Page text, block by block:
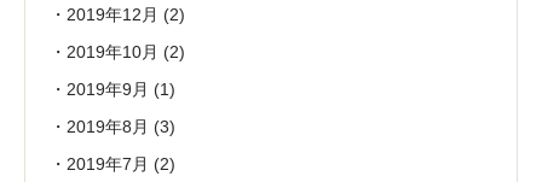
2019年12月 (2)
2019年10月 (2)
2019年9月 (1)
2019年8月 (3)
2019年7月 (2)